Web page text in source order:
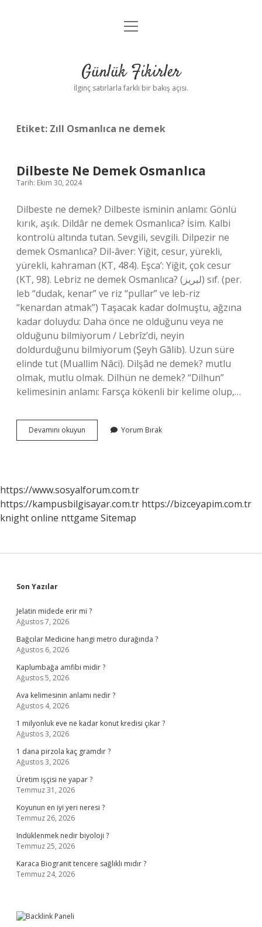
Anasayfa
Yasal Uyarı
menüyü
Günlük Fikirler
İlginç satırlarla farklı bir bakış açısı.
Etiket: Zıll Osmanlıca ne demek
Dilbeste Ne Demek Osmanlıca
Tarih: Ekim 30, 2024
Dilbeste ne demek? Dilbeste isminin anlamı: Gönlü
kırık, aşık. Dildâr ne demek Osmanlıca? İsim. Kalbi
kontrolü altında tutan. Sevgili, sevgili. Dilpezir ne
demek Osmanlıca? Dil-âver: Yiğit, cesur, yürekli,
yürekli, kahraman (KT, 484). Eşca’: Yiğit, çok cesur
(KT, 98). Lebriz ne demek Osmanlıca? (ﻟﺒﺮﻳﺰ) sıf. (per.
leb “dudak, kenar” ve riz “pullar” ve leb-riz
“kenardan atmak”) Taşacak kadar dolmuştu, ağzına
kadar doluydu: Daha önce ne olduğunu veya ne
olduğunu bilmiyorum / Lebrîz’di, neyin
doldurduğunu bilmiyorum (Şeyh Gālib). Uzun süre
elinde tut (Muallim Nâci). Dilşâd ne demek? mutlu
olmak, mutlu olmak. Dilhün ne demek? “Dilhun”
kelimesinin anlamı: Farsça kökenli bir kelime olup,…
Devamını okuyun Dilbeste
Ne
Yorum Bırak
https://www.sosyalforum.com.tr
https://kampusbilgisayar.com.tr https://bizceyapim.com.tr
knight online nttgame Sitemap
Sidebar
Son Yazılar
Jelatin midede erir mi ?
Ağustos 7, 2026
Bağcılar Medicine hangi metro durağında ?
Ağustos 6, 2026
Kaplumbağa amfibi midir ?
Ağustos 5, 2026
Ava kelimesinin anlamı nedir ?
Ağustos 4, 2026
1 milyonluk eve ne kadar konut kredisi çıkar ?
Ağustos 3, 2026
1 dana pirzola kaç gramdır ?
Ağustos 3, 2026
Üretim işçisi ne yapar ?
Temmuz 31, 2026
Koyunun en iyi yeri neresi ?
Temmuz 26, 2026
Indüklenmek nedir biyoloji ?
Temmuz 25, 2026
Karaca Biogranit tencere sağlıklı mıdır ?
Temmuz 24, 2026